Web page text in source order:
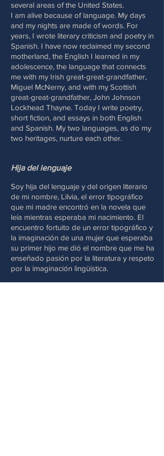
several areas of the United States.
I am alive because of language. My days
and my nights are made of words. For
years, I wrote literary criticism and poetry in
Spanish. I have now reclaimed my second
motherland, the English I learned in my
adolescence, the language that connects
me with my Irish great-great-grandfather,
Miguel McNerny, and with my Scottish
great-great-grandfather, John Johnson
Lockhead Thayne. Today I write poetry,
short fiction, and essays in both English
and Spanish. My two languages, as do my
two heritages, nurture each other.
Hija del lenguaje
Soy hija del lenguaje y del origen literario
de mi nombre, Lilvia, el error tipográfico
que mi madre encontró en la novela que
leía mientras esperaba mi nacimiento. El
encuentro fortuito de un error tipográfico y
la imaginación de una mujer que esperaba
su primer hijo me dió el nombre que me ha
enseñado pasión por la literatura y respeto
por la imaginación lingüística.